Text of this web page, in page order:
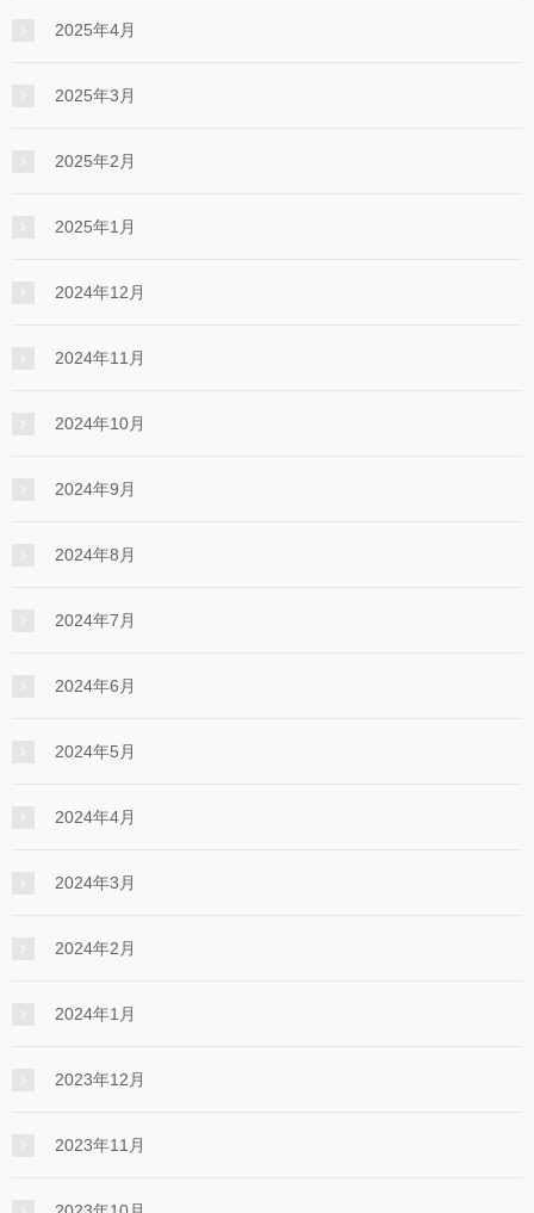
2025年4月
2025年3月
2025年2月
2025年1月
2024年12月
2024年11月
2024年10月
2024年9月
2024年8月
2024年7月
2024年6月
2024年5月
2024年4月
2024年3月
2024年2月
2024年1月
2023年12月
2023年11月